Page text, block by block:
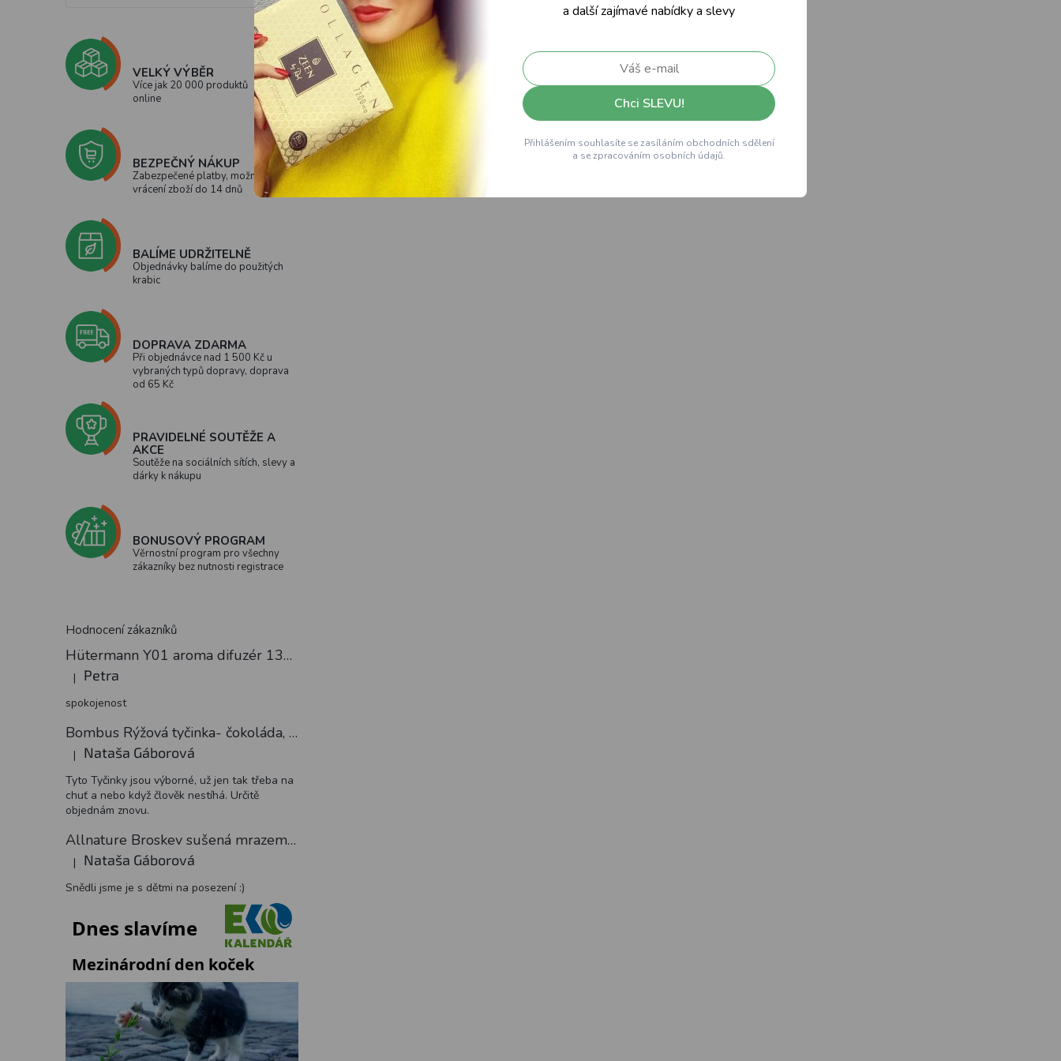
VELKÝ VÝBĚR
Více jak 20 000 produktů
online
BEZPEČNÝ NÁKUP
Zabezpečené platby, možnost
vrácení zboží do 14 dnů
BALÍME UDRŽITELNĚ
Objednávky balíme do použitých
krabic
DOPRAVA ZDARMA
Při objednávce nad 1 500 Kč u
vybraných typů dopravy, doprava
od 65 Kč
PRAVIDELNÉ SOUTĚŽE A
AKCE
Soutěže na sociálních sítích, slevy a
dárky k nákupu
BONUSOVÝ PROGRAM
Věrnostní program pro všechny
zákazníky bez nutnosti registrace
Hodnocení zákazníků
Hütermann Y01 aroma difuzér 130ml světlé dřevo - ultrazvukový, USB.
Hodnocení produktu je 5 z 5 hvězdiček.
| Petra
spokojenost
Bombus Rýžová tyčinka- čokoláda, 18 g
Hodnocení produktu je 5 z 5 hvězdiček.
| Nataša Gáborová
Tyto Tyčinky jsou výborné, už jen tak třeba na
chuť a nebo když člověk nestíhá. Určitě
objednám znovu.
Allnature Broskev sušená mrazem plátky, 15 g
Hodnocení produktu je 5 z 5 hvězdiček.
| Nataša Gáborová
Snědli jsme je s dětmi na posezení :)
a další zajímavé nabídky a slevy
Chci SLEVU!
Přihlášením souhlasíte se zasíláním obchodních sdělení
a se zpracováním osobních údajů.